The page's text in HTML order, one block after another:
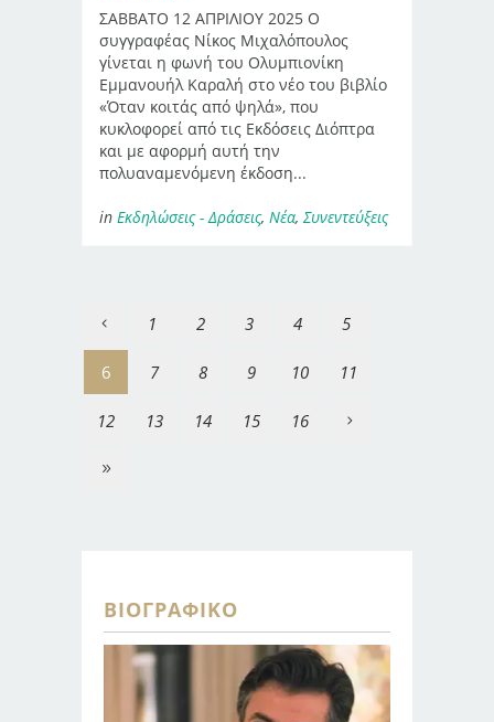
ΣΑΒΒΑΤΟ 12 ΑΠΡΙΛΙΟΥ 2025 Ο
συγγραφέας Νίκος Μιχαλόπουλος
γίνεται η φωνή του Ολυμπιονίκη
Εμμανουήλ Καραλή στο νέο του βιβλίο
«Όταν κοιτάς από ψηλά», που
κυκλοφορεί από τις Εκδόσεις Διόπτρα
και με αφορμή αυτή την
πολυαναμενόμενη έκδοση...
in Εκδηλώσεις - Δράσεις, Νέα,Συνεντεύξεις
1 2 3 4 5
6 7 8 9 10 11
12 13 14 15 16
ΒΙΟΓΡΑΦΙΚΌ